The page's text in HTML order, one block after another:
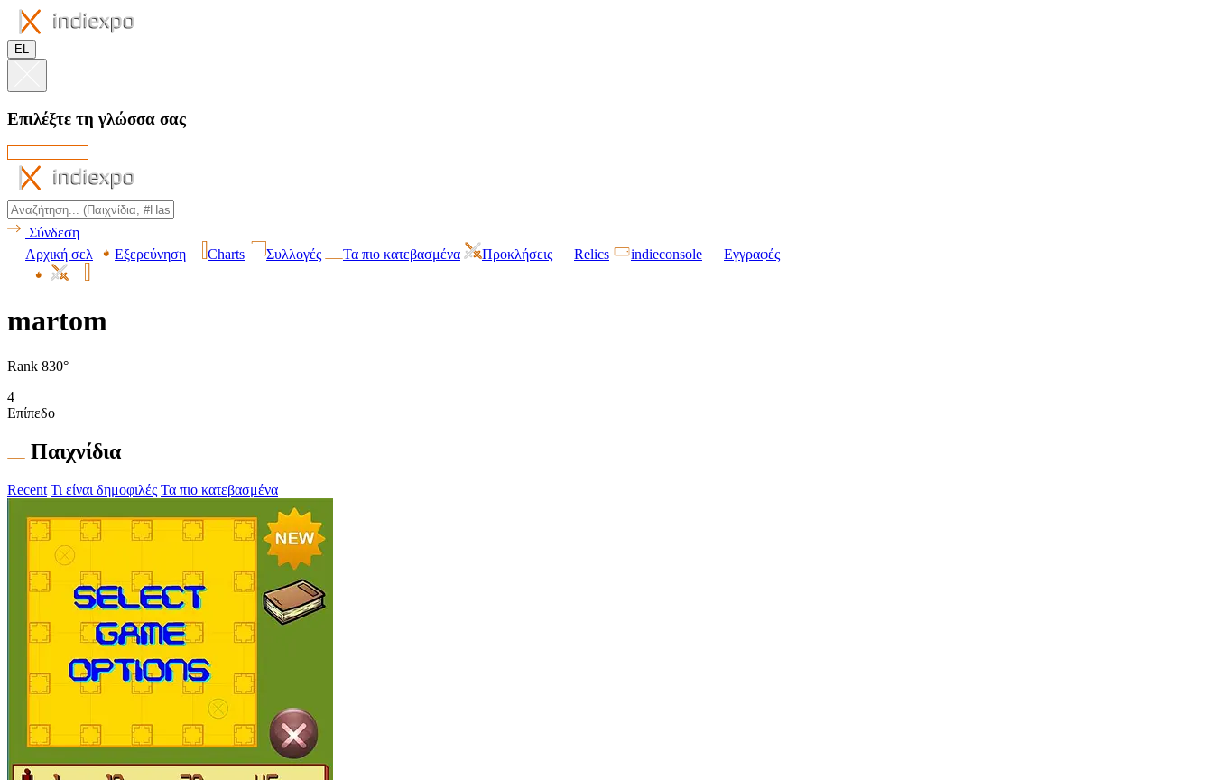
EL
Επιλέξτε τη γλώσσα σας
Σύνδεση
Αρχική σελ
Εξερεύνηση Charts Συλλογές Τα πιο κατεβασμένα Προκλήσεις Relics indieconsole Εγγραφές
martom
Rank 830°
4
Επίπεδο
Παιχνίδια
Recent Τι είναι δημοφιλές Τα πιο κατεβασμένα